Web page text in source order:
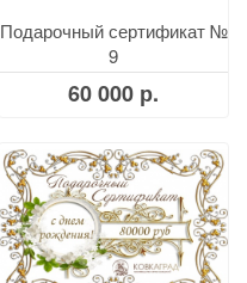
Подарочный сертификат №
9
60 000 р.